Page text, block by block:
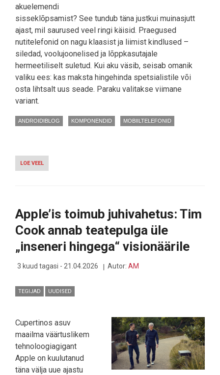
akuelemendi
sisseklõpsamist? See tundub täna justkui muinasjutt
ajast, mil saurused veel ringi käisid. Praegused
nutitelefonid on nagu klaasist ja liimist kindlused –
siledad, voolujoonelised ja lõppkasutajale
hermeetiliselt suletud. Kui aku väsib, seisab omanik
valiku ees: kas maksta hingehinda spetsialistile või
osta lihtsalt uus seade. Paraku valitakse viimane
variant.
ANDROIDIBLOG KOMPONENDID MOBIILTELEFONID
LOE VEEL
LIIMITUD
NÕUAB
TELEFONIDELT
VAHETAMIST
Apple’is toimub juhivahetus: Tim
Cook annab teatepulga üle
„inseneri hingega“ visionäärile
3 kuud tagasi - 21.04.2026 Autor: AM
TEGIJAD UUDISED
Cupertinos asuv
maailma väärtuslikem
tehnoloogiagigant
Apple on kuulutanud
täna välja uue ajastu